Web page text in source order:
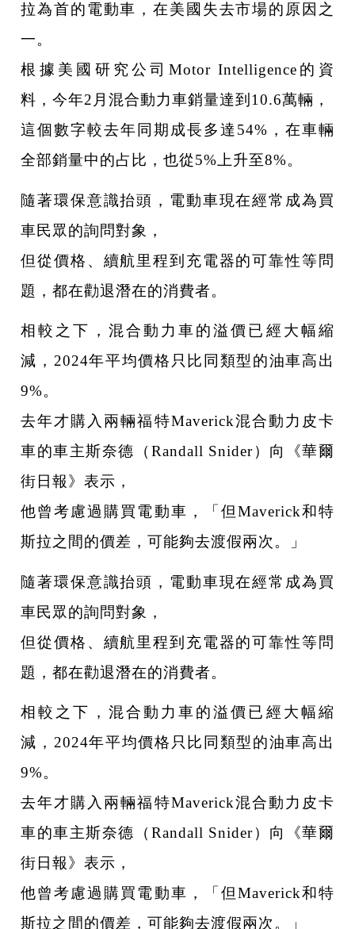
拉為首的電動車，在美國失去市場的原因之
一。
根據美國研究公司Motor Intelligence的資
料，今年2月混合動力車銷量達到10.6萬輛，
這個數字較去年同期成長多達54%，在車輛
全部銷量中的占比，也從5%上升至8%。
隨著環保意識抬頭，電動車現在經常成為買
車民眾的詢問對象，
但從價格、續航里程到充電器的可靠性等問
題，都在勸退潛在的消費者。
相較之下，混合動力車的溢價已經大幅縮
減，2024年平均價格只比同類型的油車高出
9%。
去年才購入兩輛福特Maverick混合動力皮卡
車的車主斯奈德（Randall Snider）向《華爾
街日報》表示，
他曾考慮過購買電動車，「但Maverick和特
斯拉之間的價差，可能夠去渡假兩次。」
隨著環保意識抬頭，電動車現在經常成為買
車民眾的詢問對象，
但從價格、續航里程到充電器的可靠性等問
題，都在勸退潛在的消費者。
相較之下，混合動力車的溢價已經大幅縮
減，2024年平均價格只比同類型的油車高出
9%。
去年才購入兩輛福特Maverick混合動力皮卡
車的車主斯奈德（Randall Snider）向《華爾
街日報》表示，
他曾考慮過購買電動車，「但Maverick和特
斯拉之間的價差，可能夠去渡假兩次。」